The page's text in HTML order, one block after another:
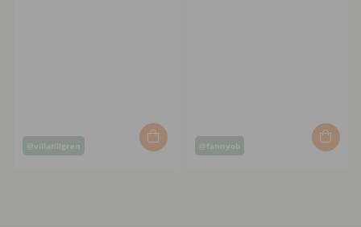
Post
@villatillgren
Post
@fannyob